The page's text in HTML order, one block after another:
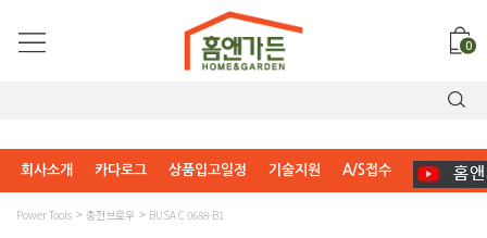
0
회사소개 카다로그 상품입고일정 기술지원 A/S접수
Power Tools 충전브로우 BUSA C 0688-B1